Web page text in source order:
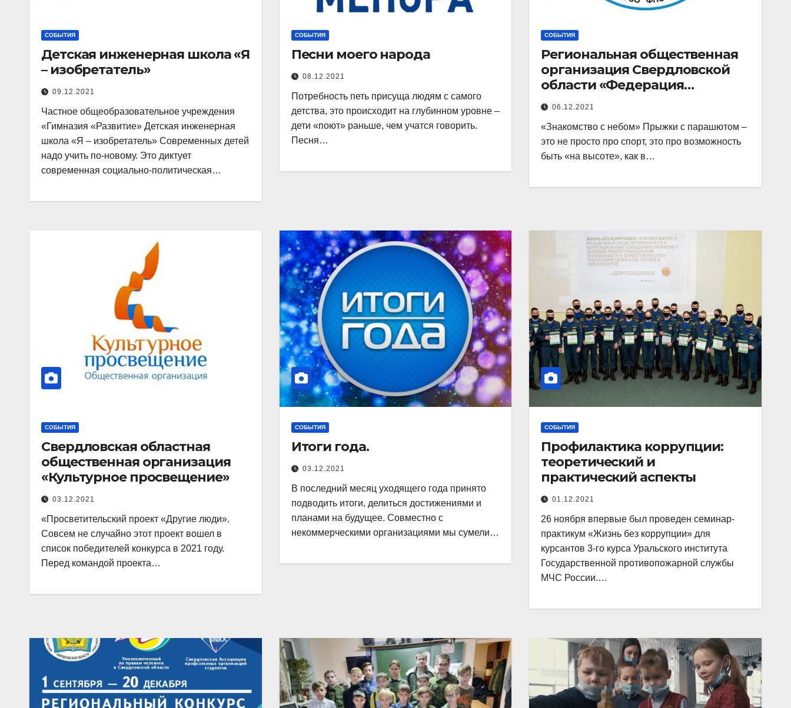
СОБЫТИЯ
Детская инженерная школа «Я
– изобретатель»
09.12.2021
Частное общеобразовательное учреждения
«Гимназия «Развитие» Детская инженерная
школа «Я – изобретатель» Современных детей
надо учить по-новому. Это диктует
современная социально-политическая…
СОБЫТИЯ
Песни моего народа
08.12.2021
Потребность петь присуща людям с самого
детства, это происходит на глубинном уровне –
дети «поют» раньше, чем учатся говорить.
Песня…
СОБЫТИЯ
Региональная общественная
организация Свердловской
области «Федерация
парашютного спорта»
06.12.2021
«Знакомство с небом» Прыжки с парашютом –
это не просто про спорт, это про возможность
быть «на высоте», как в…
СОБЫТИЯ
Свердловская областная
общественная организация
«Культурное просвещение»
03.12.2021
«Просветительский проект «Другие люди».
Совсем не случайно этот проект вошел в
список победителей конкурса в 2021 году.
Перед командой проекта…
СОБЫТИЯ
Итоги года.
03.12.2021
В последний месяц уходящего года принято
подводить итоги, делиться достижениями и
планами на будущее. Совместно с
некоммерческими организациями мы сумели…
СОБЫТИЯ
Профилактика коррупции:
теоретический и
практический аспекты
01.12.2021
26 ноября впервые был проведен семинар-
практикум «Жизнь без коррупции» для
курсантов 3-го курса Уральского института
Государственной противопожарной службы
МЧС России.…